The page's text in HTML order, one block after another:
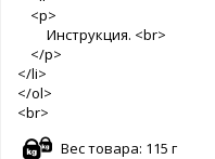
<p>
Инструкция. <br>
</p>
</li>
</ol>
<br>
Вес товара: 115 г